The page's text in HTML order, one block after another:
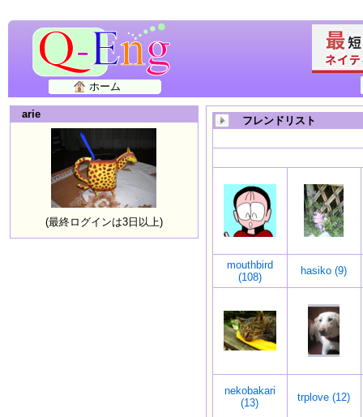
ホーム
arie
(最終ログインは3日以上)
フレンドリスト
mouthbird
(108)
hasiko (9)
nekobakari
(13)
trplove (12)